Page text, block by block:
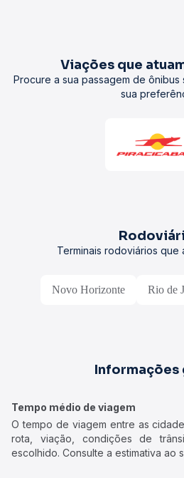
Viações que
Procure a sua passagem de
sua
Terminais rodoviários que
Novo Horizonte Rio de
Informações
Tempo médio de viagem
O tempo de viagem entre as
rota, viação, condições de
escolhido. Consulte a estimativa ao